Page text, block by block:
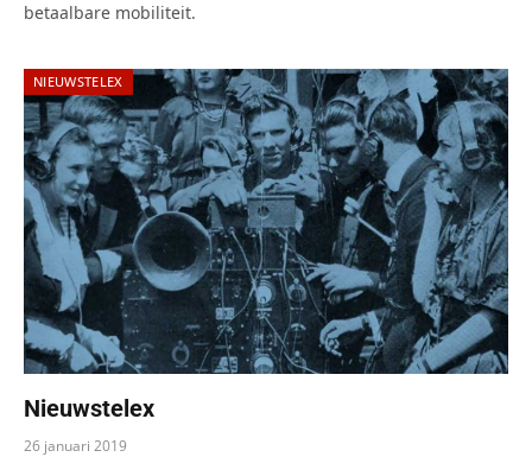
betaalbare mobiliteit.
NIEUWSTELEX
Nieuwstelex
26 januari 2019